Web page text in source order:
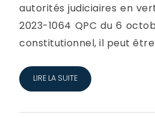
autorités judiciaires en
2023-1064 QPC du 6
constitutionnel, il peut être
LIRE LA SUITE